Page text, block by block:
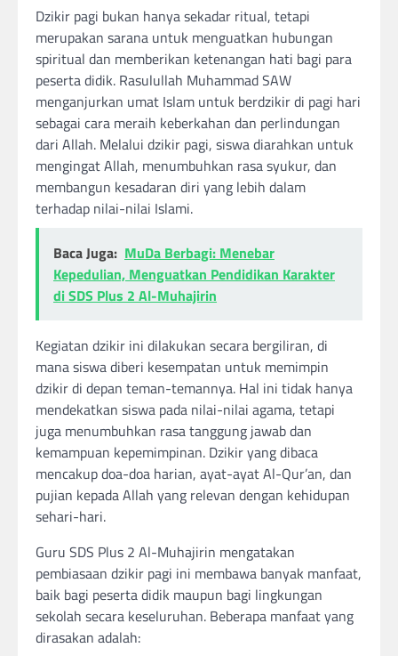
Dzikir pagi bukan hanya sekadar ritual, tetapi
merupakan sarana untuk menguatkan hubungan
spiritual dan memberikan ketenangan hati bagi para
peserta didik. Rasulullah Muhammad SAW
menganjurkan umat Islam untuk berdzikir di pagi hari
sebagai cara meraih keberkahan dan perlindungan
dari Allah. Melalui dzikir pagi, siswa diarahkan untuk
mengingat Allah, menumbuhkan rasa syukur, dan
membangun kesadaran diri yang lebih dalam
terhadap nilai-nilai Islami.
Baca Juga: MuDa Berbagi: Menebar
Kepedulian, Menguatkan Pendidikan Karakter
di SDS Plus 2 Al-Muhajirin
Kegiatan dzikir ini dilakukan secara bergiliran, di
mana siswa diberi kesempatan untuk memimpin
dzikir di depan teman-temannya. Hal ini tidak hanya
mendekatkan siswa pada nilai-nilai agama, tetapi
juga menumbuhkan rasa tanggung jawab dan
kemampuan kepemimpinan. Dzikir yang dibaca
mencakup doa-doa harian, ayat-ayat Al-Qur’an, dan
pujian kepada Allah yang relevan dengan kehidupan
sehari-hari.
Guru SDS Plus 2 Al-Muhajirin mengatakan
pembiasaan dzikir pagi ini membawa banyak manfaat,
baik bagi peserta didik maupun bagi lingkungan
sekolah secara keseluruhan. Beberapa manfaat yang
dirasakan adalah: